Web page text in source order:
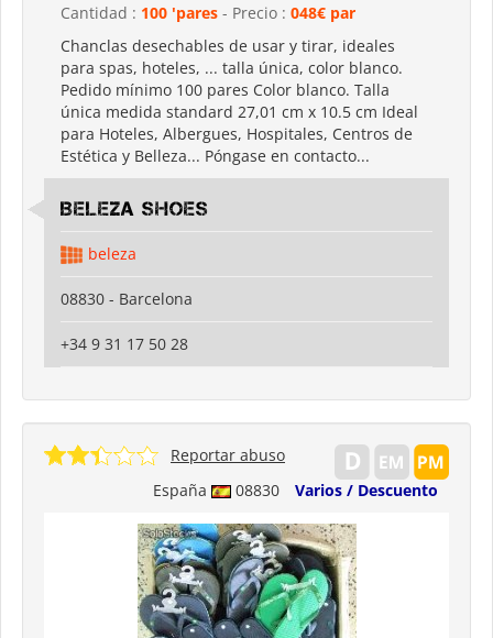
Cantidad : 100 'pares - Precio : 048€ par
Chanclas desechables de usar y tirar, ideales
para spas, hoteles, ... talla única, color blanco.
Pedido mínimo 100 pares Color blanco. Talla
única medida standard 27,01 cm x 10.5 cm Ideal
para Hoteles, Albergues, Hospitales, Centros de
Estética y Belleza... Póngase en contacto...
Beleza shoes
beleza
08830 - Barcelona
+34 9 31 17 50 28
España 08830 Varios / Descuento
Reportar abuso